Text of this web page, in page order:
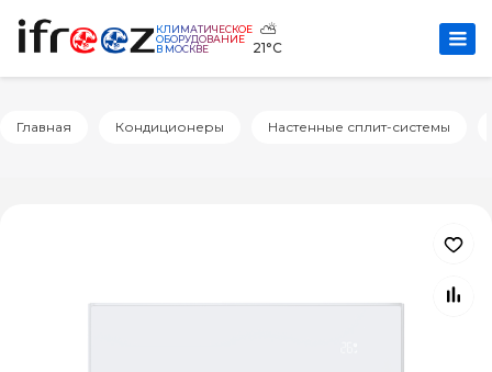
КЛИМАТИЧЕСКОЕ
ОБОРУДОВАНИЕ
В МОСКВЕ
⛅
21°C
Главная Кондиционеры Настенные сплит-системы